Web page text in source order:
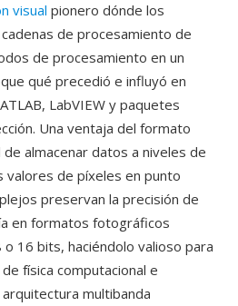
visual pionero dónde los
de procesamiento de
de procesamiento en un
qué precedió e influyó en
LabVIEW y paquetes
Una ventaja del formato
de almacenar datos a niveles de
de píxeles en punto
preservan la precisión de
en formatos fotográficos
16 bits, haciéndolo valioso para
física computacional e
multibanda